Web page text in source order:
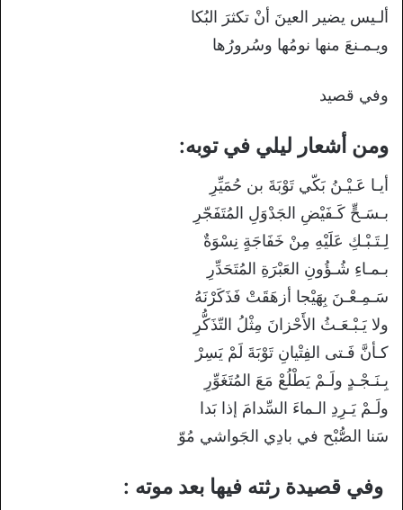
ألـيس يضير العينَ أنْ تكثرَ البُكا
ويـمـنعَ منها نومُها وسُرورُها
وفي قصيد
ومن أشعار ليلي في توبه:
أيـا عَـيْـنُ بَكّي تَوْبَةَ بن حُمَيِّرِ
بـسَـحٍّ كَـفَيْضِ الجَدْوَلِ المُتَفَجّرِ
لِـتَـبْـكِ عَلَيْهِ مِنْ خَفَاجَةٍ نِسْوَةٌ
بـمـاءِ شُـؤُونِ العَبْرَةِ المُتَحَدِّرِ
سَـمِـعْـنَ بِهَيْجا أزهَقَتْ فَذَكَرْنَهُ
ولا يَـبْـعَـثُ الأَحْزانَ مِثْلُ التّذَكُّرِ
كـأنَّ فَـتى الفِتْيانِ تَوْبَةَ لَمْ يَسِرْ
بِـنَـجْـدٍ ولَـمْ يَطْلُعْ مَعَ المُتَغَوِّرِ
ولَـمْ يَـرِدِ الـماءَ السِّدامَ إذا بَدا
سَنا الصُّبْح في بادِي الجَواشي مُوّ
وفي قصيدة رثته فيها بعد موته :